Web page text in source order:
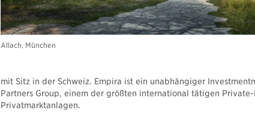
Allach, München
mit Sitz in der Schweiz. Empira ist ein unabhängiger
Partners Group, einem der größten international tätigen
Privatmarktanlagen.